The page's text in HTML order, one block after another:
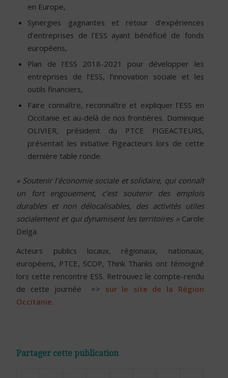
en Europe,
Synergies gagnantes et retour d’expériences
d’entreprises de l’ESS ayant bénéficié de fonds
européens,
Plan de l’ESS 2018-2021 pour développer les
entreprises de l’ESS, l’innovation sociale et les
outils financiers,
Faire connaître, reconnaître et expliquer l’ESS en
Occitanie et au-delà de nos frontières. Dominique
OLIVIER, président du PTCE FIGEACTEURS,
présentait les initiative Figeacteurs lors de cette
dernière table ronde.
« Soutenir l’économie sociale et solidaire, qui connaît
un fort engouement, c’est soutenir des emplois
durables et non délocalisables, des activités utiles
socialement et qui dynamisent les territoires » Carole
Delga.
Acteurs publics locaux, régionaux, nationaux,
européens, PTCE, SCOP, Think Thanks ont témoigné
lors cette rencontre ESS. Retrouvez le compte-rendu
de cette journée => sur le site de la Région
Occitanie.
Partager cette publication